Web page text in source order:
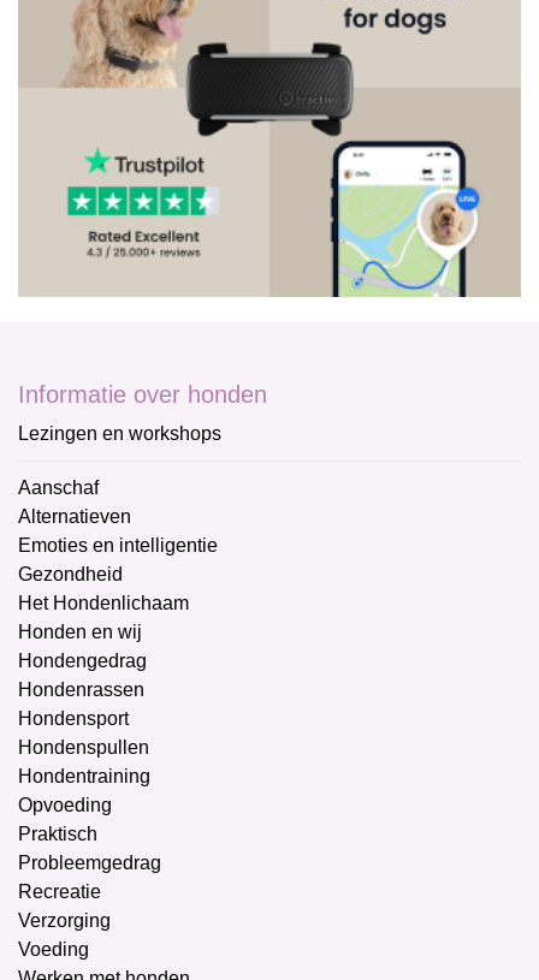
Informatie over honden
Lezingen en workshops
Aanschaf
Alternatieven
Emoties en intelligentie
Gezondheid
Het Hondenlichaam
Honden en wij
Hondengedrag
Hondenrassen
Hondensport
Hondenspullen
Hondentraining
Opvoeding
Praktisch
Probleemgedrag
Recreatie
Verzorging
Voeding